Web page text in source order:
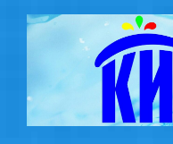
Skip to main content